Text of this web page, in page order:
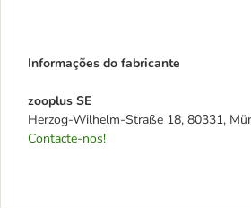
Informações do fabricante
zooplus SE
Herzog-Wilhelm-Straße 18, 80331,
Contacte-nos!